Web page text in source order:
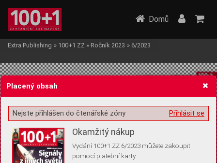
Žádost o souhlas s ukládáním volitelných informací
Domů
Extra Publishing » 100+1 ZZ » Ročník 2023 » 6/2023
Placený obsah
Přihlásit se
Nejste přihlášen do čtenářské zóny
Okamžitý nákup
Vydání 100+1 ZZ 6/2023 můžete zakoupit
pomocí platební karty